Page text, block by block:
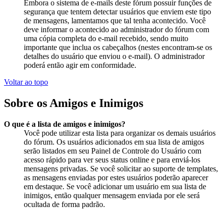
Embora o sistema de e-mails deste fórum possuir funções de
segurança que tentem detectar usuários que enviem este tipo
de mensagens, lamentamos que tal tenha acontecido. Você
deve informar o acontecido ao administrador do fórum com
uma cópia completa do e-mail recebido, sendo muito
importante que inclua os cabeçalhos (nestes encontram-se os
detalhes do usuário que enviou o e-mail). O administrador
poderá então agir em conformidade.
Voltar ao topo
Sobre os Amigos e Inimigos
O que é a lista de amigos e inimigos?
Você pode utilizar esta lista para organizar os demais usuários
do fórum. Os usuários adicionados em sua lista de amigos
serão listados em seu Painel de Controle do Usuário com
acesso rápido para ver seus status online e para enviá-los
mensagens privadas. Se você solicitar ao suporte de templates,
as mensagens enviadas por estes usuários poderão aparecer
em destaque. Se você adicionar um usuário em sua lista de
inimigos, então qualquer mensagem enviada por ele será
ocultada de forma padrão.